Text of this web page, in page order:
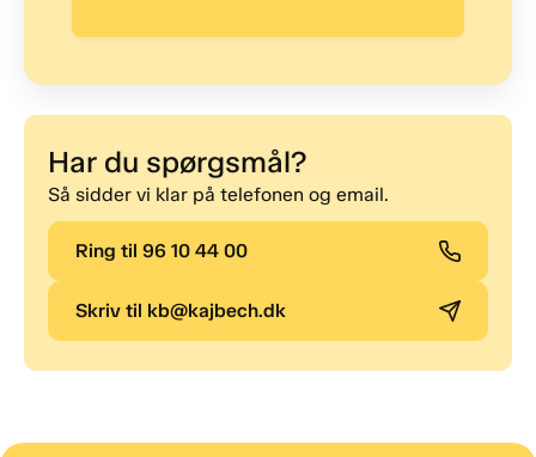
Har du spørgsmål?
Så sidder vi klar på telefonen og email.
Ring til 96 10 44 00
Skriv til kb@kajbech.dk